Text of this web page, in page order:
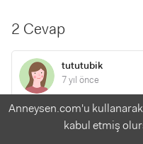
2 Cevap
tututubik
7 yıl önce
meyve suyumu ne alaka
şuan onun için anne sütü
Anneysen.com'u
kabul etmiş